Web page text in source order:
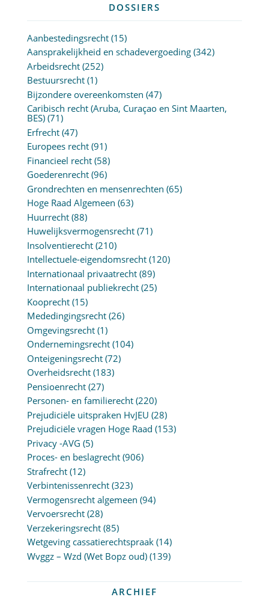
DOSSIERS
Aanbestedingsrecht(15)
Aansprakelijkheid en schadevergoeding(342)
Arbeidsrecht(252)
Bestuursrecht(1)
Bijzondere overeenkomsten (47)
Caribisch recht (Aruba, Curaçao en Sint Maarten,
BES)(71)
Erfrecht(47)
Europees recht(91)
Financieel recht(58)
Goederenrecht(96)
Grondrechten en mensenrechten (65)
Hoge Raad Algemeen (63)
Huurrecht(88)
Huwelijksvermogensrecht(71)
Insolventierecht(210)
Intellectuele-eigendomsrecht(120)
Internationaal privaatrecht(89)
Internationaal publiekrecht(25)
Kooprecht(15)
Mededingingsrecht(26)
Omgevingsrecht(1)
Ondernemingsrecht(104)
Onteigeningsrecht(72)
Overheidsrecht(183)
Pensioenrecht(27)
Personen- en familierecht(220)
Prejudiciële uitspraken HvJEU (28)
Prejudiciële vragen Hoge Raad (153)
Privacy -AVG (5)
Proces- en beslagrecht(906)
Strafrecht(12)
Verbintenissenrecht(323)
Vermogensrecht algemeen (94)
Vervoersrecht(28)
Verzekeringsrecht(85)
Wetgeving cassatierechtspraak(14)
Wvggz – Wzd (Wet Bopz oud)(139)
ARCHIEF